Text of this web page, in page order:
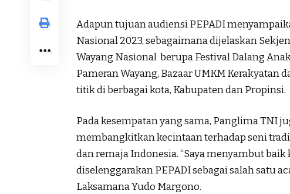
Adapun tujuan audiensi PEPADI
Nasional 2023, sebagaimana dijelaskan
Wayang Nasional berupa Festival Dalang
Pameran Wayang, Bazaar UMKM Kerakyatan
titik di berbagai kota, Kabupaten dan Propinsi.
Pada kesempatan yang sama, Panglima TNI
membangkitkan kecintaan terhadap seni
dan remaja Indonesia. “Saya menyambut
diselenggarakan PEPADI sebagai salah satu
Laksamana Yudo Margono.